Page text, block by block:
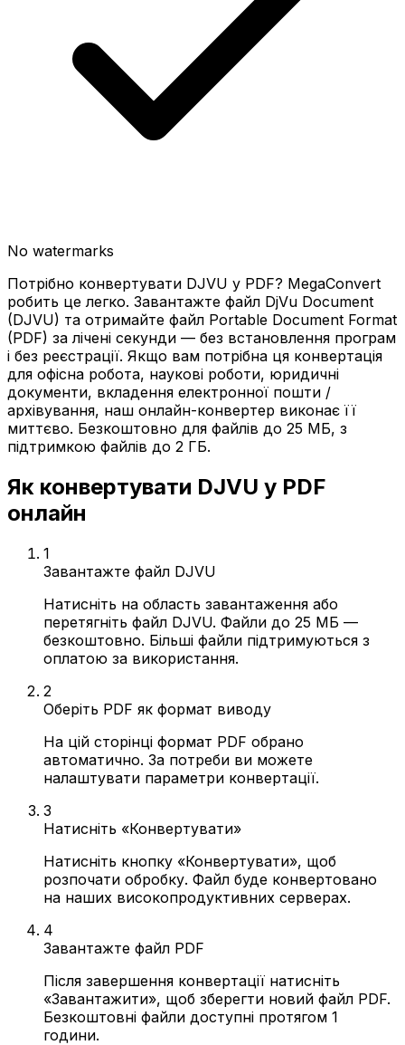
No watermarks
Потрібно конвертувати DJVU у PDF? MegaConvert
робить це легко. Завантажте файл DjVu Document
(DJVU) та отримайте файл Portable Document Format
(PDF) за лічені секунди — без встановлення програм
і без реєстрації. Якщо вам потрібна ця конвертація
для офісна робота, наукові роботи, юридичні
документи, вкладення електронної пошти /
архівування, наш онлайн-конвертер виконає її
миттєво. Безкоштовно для файлів до 25 МБ, з
підтримкою файлів до 2 ГБ.
Як конвертувати DJVU у PDF
онлайн
1
Завантажте файл DJVU
Натисніть на область завантаження або
перетягніть файл DJVU. Файли до 25 МБ —
безкоштовно. Більші файли підтримуються з
оплатою за використання.
2
Оберіть PDF як формат виводу
На цій сторінці формат PDF обрано
автоматично. За потреби ви можете
налаштувати параметри конвертації.
3
Натисніть «Конвертувати»
Натисніть кнопку «Конвертувати», щоб
розпочати обробку. Файл буде конвертовано
на наших високопродуктивних серверах.
4
Завантажте файл PDF
Після завершення конвертації натисніть
«Завантажити», щоб зберегти новий файл PDF.
Безкоштовні файли доступні протягом 1
години.